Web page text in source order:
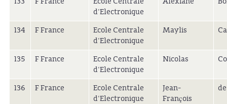
d'Electronique
134 F France
Ecole Centrale
d'Electronique
Maylis
135 F France
Ecole Centrale
d'Electronique
Nicolas
136 F France
Ecole Centrale
d'Electronique
Jean-
François